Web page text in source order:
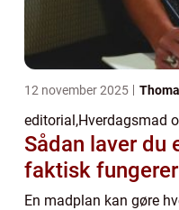
12 november 2025
editorial,Hverdagsmad
Sådan laver du
faktisk fungerer
En madplan kan gøre